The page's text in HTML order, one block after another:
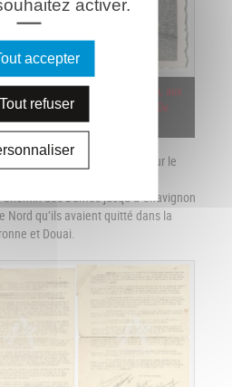
devant la Caverne du Dragon, aux
épouse. Coll. dép. Aisne - Fonds De
et de ses sept compagnons sur le
Guerre s’achève ici. Ils
des Dames jusqu’à Chavignon
Nord qu’ils avaient quitté dans la
et Douai.
activer.
accepter
Tout refuser